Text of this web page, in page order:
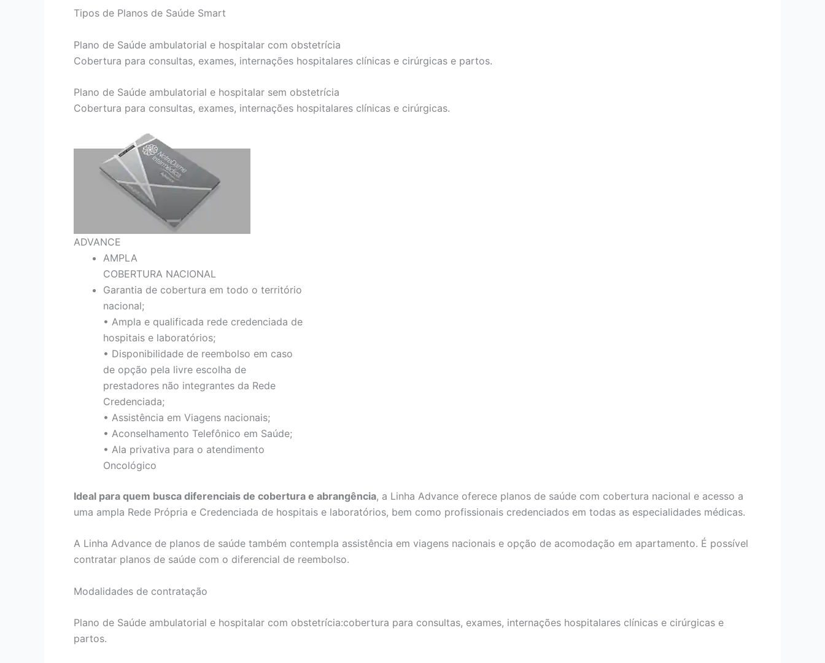
Tipos de Planos de Saúde Smart
Plano de Saúde ambulatorial e hospitalar com obstetrícia
Cobertura para consultas, exames, internações hospitalares clínicas e cirúrgicas e partos.
Plano de Saúde ambulatorial e hospitalar sem obstetrícia
Cobertura para consultas, exames, internações hospitalares clínicas e cirúrgicas.
ADVANCE
AMPLA
COBERTURA NACIONAL
Garantia de cobertura em todo o território
nacional;
• Ampla e qualificada rede credenciada de
hospitais e laboratórios;
• Disponibilidade de reembolso em caso
de opção pela livre escolha de
prestadores não integrantes da Rede
Credenciada;
• Assistência em Viagens nacionais;
• Aconselhamento Telefônico em Saúde;
• Ala privativa para o atendimento
Oncológico
Ideal para quem busca diferenciais de cobertura e abrangência, a Linha Advance oferece planos de saúde com cobertura nacional e acesso a
uma ampla Rede Própria e Credenciada de hospitais e laboratórios, bem como profissionais credenciados em todas as especialidades médicas.
A Linha Advance de planos de saúde também contempla assistência em viagens nacionais e opção de acomodação em apartamento. É possível
contratar planos de saúde com o diferencial de reembolso.
Modalidades de contratação
Plano de Saúde ambulatorial e hospitalar com obstetrícia:cobertura para consultas, exames, internações hospitalares clínicas e cirúrgicas e
partos.